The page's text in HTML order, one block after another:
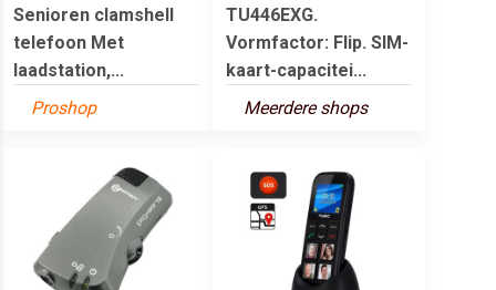
Senioren clamshell
telefoon Met
laadstation,...
Proshop
TU446EXG.
Vormfactor: Flip. SIM-
kaart-capacitei...
Meerdere shops